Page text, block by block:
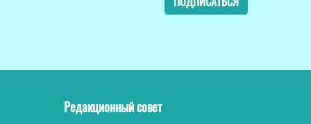
Редакционный совет